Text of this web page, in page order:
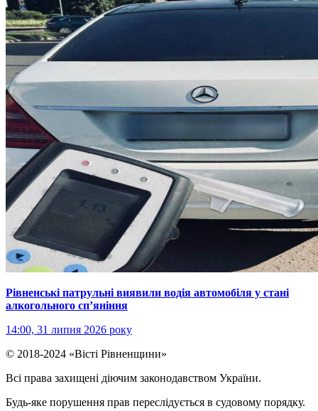
Рівненські патрульні виявили водія автомобіля у стані
алкогольного сп’яніння
14:00, 31 липня 2026 року
© 2018-2024 «Вісті Рівненщини»
Всі права захищені діючим законодавством України.
Будь-яке порушення прав переслідується в судовому порядку.